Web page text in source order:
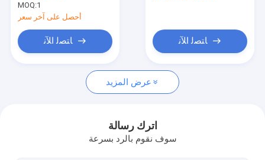
MOQ:1
أحصل على آخر سعر
ﺎﺘﺼﻟ ﺍﻶﻧ ﺎﺘﺼﻟ ﺍﻶﻧ
عرض المزيد
اترك رسالة
سوف نقوم بالرد بسرعة